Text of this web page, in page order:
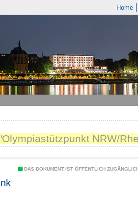
Home
NRW/
DAS DOKUMENT IST ÖFFENTLICH